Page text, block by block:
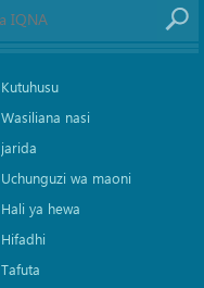
Kutuhusu
Wasiliana nasi
jarida
Uchunguzi wa maoni
Hali ya hewa
Hifadhi
Tafuta